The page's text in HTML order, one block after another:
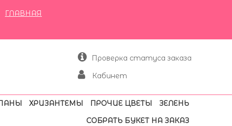
ГЛАВНАЯ
Проверка статуса заказа
Кабинет
ХРИЗАНТЕМЫ ПРОЧИЕ ЦВЕТЫ
ЗЕЛЕНЬ
СОБРАТЬ БУКЕТ НА ЗАКАЗ